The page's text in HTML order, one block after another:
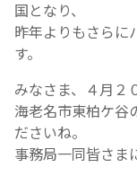
国となり、
昨年よりもさらに
す。
みなさま、４月２
海老名市東柏ケ谷
ださいね。
事務局一同皆さま